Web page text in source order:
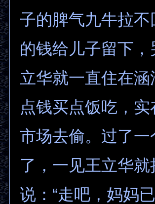
子的脾气九牛拉
的钱给儿子留下
立华就一直住在
点钱买点饭吃，
市场去偷。过了
了，一见王立华
说：“走吧，妈妈